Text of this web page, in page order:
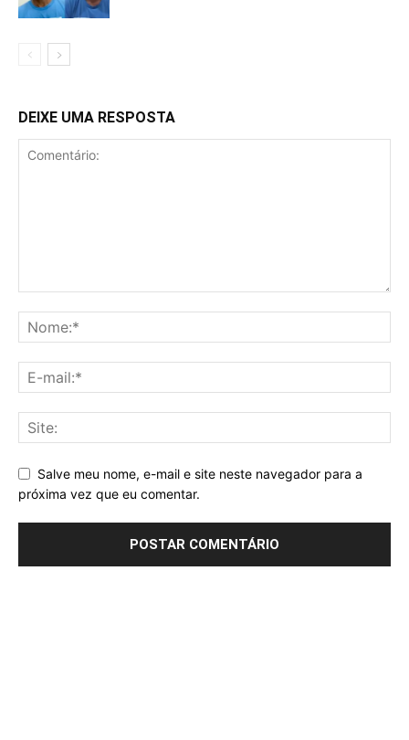
DEIXE UMA RESPOSTA
Salve meu nome, e-mail e site neste navegador para a
próxima vez que eu comentar.